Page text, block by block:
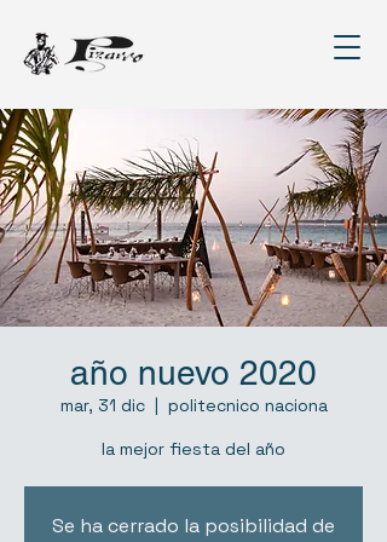
año nuevo 2020
mar, 31 dic
  |
politecnico naciona
la mejor fiesta del año
Se ha cerrado la posibilidad de